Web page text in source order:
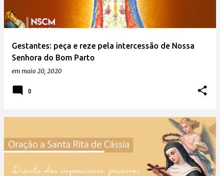
Gestantes: peça e reze pela intercessão de Nossa
Senhora do Bom Parto
em maio 20, 2020
0